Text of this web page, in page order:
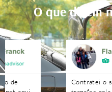
O que dizem
Franck
de
Contratei o